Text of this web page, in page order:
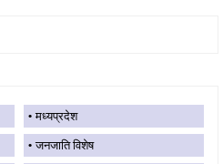
मध्यप्रदेश
जनजाति विशेष